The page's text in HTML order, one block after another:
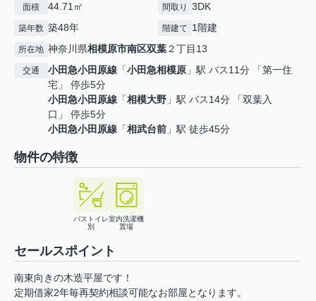
面積 44.71㎡ 間取り 3DK
築年数 築48年 階建て 1階建
所在地 神奈川県相模原市南区双葉２丁目13
交通 小田急小田原線 「小田急相模原 」駅 バス11分 「第一住
宅」 停歩5分
小田急小田原線 「相模大野 」駅 バス14分 「双葉入
口」 停歩5分
小田急小田原線 「相武台前 」駅 徒歩45分
物件の特徴
バストイレ
別
室内洗濯機
置場
セールスポイント
南東向きの木造平屋です！
定期借家2年毎再契約相談可能なお部屋となります。